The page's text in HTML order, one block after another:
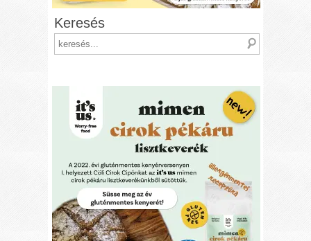
Keresés